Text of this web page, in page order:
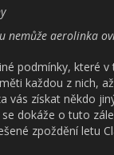
nemůže aerolinka
podmínky, které
každou z nich,
vás získat někdo
dokáže o tuto
zpoždění letu